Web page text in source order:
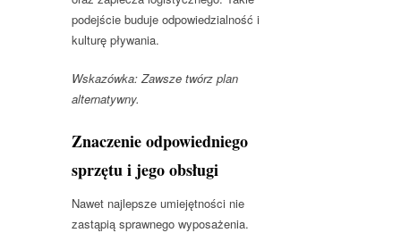
podejście buduje odpowiedzialność i
kulturę pływania.
Wskazówka: Zawsze twórz plan
alternatywny.
Znaczenie odpowiedniego
sprzętu i jego obsługi
Nawet najlepsze umiejętności nie
zastąpią sprawnego wyposażenia.